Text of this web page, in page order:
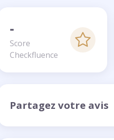
-
Score
Checkfluence
Partagez votre avis